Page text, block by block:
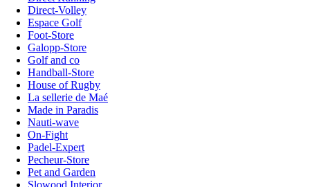
Direct-Volley
Espace Golf
Foot-Store
Galopp-Store
Golf and co
Handball-Store
House of Rugby
La sellerie de Maé
Made in Paradis
Nauti-wave
On-Fight
Padel-Expert
Pecheur-Store
Pet and Garden
Slowood Interior